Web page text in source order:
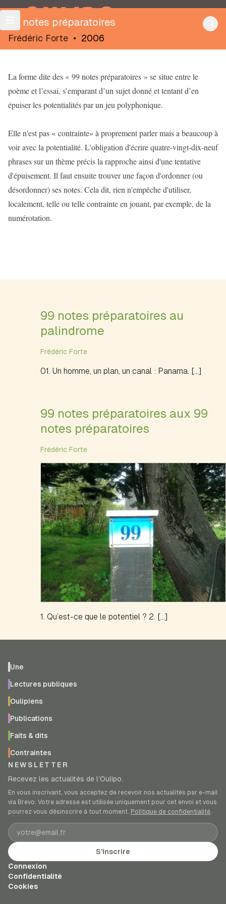
OULIPO
99 notes préparatoires
Frédéric Forte • 2006
La forme dite des « 99 notes préparatoires » se situe entre le
poème et l’essai, s’emparant d’un sujet donné et tentant d’en
épuiser les potentialités par un jeu polyphonique.
Elle n'est pas « contrainte» à proprement parler mais a beaucoup à
voir avec la potentialité. L'obligation d'écrire quatre-vingt-dix-neuf
phrases sur un thème précis la rapproche ainsi d'une tentative
d'épuisement. Il faut ensuite trouver une façon d'ordonner (ou
désordonner) ses notes. Cela dit, rien n'empêche d'utiliser,
localement, telle ou telle contrainte en jouant, par exemple, de la
numérotation.
99 notes préparatoires au
palindrome
Frédéric Forte
01. Un homme, un plan, un canal : Panama. […]
99 notes préparatoires aux 99
notes préparatoires
Frédéric Forte
1. Qu’est-ce que le potentiel ? 2. […]
Une
Lectures publiques
Oulipiens
Publications
Faits & dits
Contraintes
NEWSLETTER
Recevez les actualités de l’Oulipo.
En vous inscrivant, vous acceptez de recevoir nos actualités par e-mail
via Brevo. Votre adresse est utilisée uniquement pour cet envoi et vous
pourrez vous désinscrire à tout moment. Politique de confidentialité
Adresse e-mail
S’inscrire
Connexion
Confidentialité
Cookies